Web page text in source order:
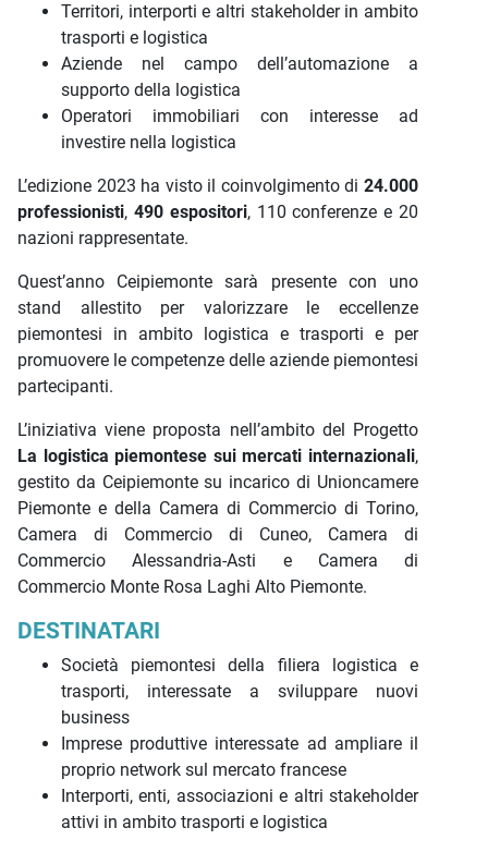
Territori, interporti e altri stakeholder in ambito
trasporti e logistica
Aziende nel campo dell’automazione a
supporto della logistica
Operatori immobiliari con interesse ad
investire nella logistica
L’edizione 2023 ha visto il coinvolgimento di 24.000
professionisti, 490 espositori, 110 conferenze e 20
nazioni rappresentate.
Quest’anno Ceipiemonte sarà presente con uno
stand allestito per valorizzare le eccellenze
piemontesi in ambito logistica e trasporti e per
promuovere le competenze delle aziende piemontesi
partecipanti.
L’iniziativa viene proposta nell’ambito del Progetto
La logistica piemontese sui mercati internazionali,
gestito da Ceipiemonte su incarico di Unioncamere
Piemonte e della Camera di Commercio di Torino,
Camera di Commercio di Cuneo, Camera di
Commercio Alessandria-Asti e Camera di
Commercio Monte Rosa Laghi Alto Piemonte.
DESTINATARI
Società piemontesi della filiera logistica e
trasporti, interessate a sviluppare nuovi
business
Imprese produttive interessate ad ampliare il
proprio network sul mercato francese
Interporti, enti, associazioni e altri stakeholder
attivi in ambito trasporti e logistica